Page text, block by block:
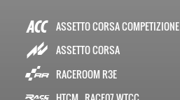
ASSETTO CORSA COMPETIZIONE
ASSETTO CORSA
RACEROOM R3E